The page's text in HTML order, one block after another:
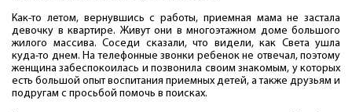
Как-то летом, вернувшись с работы, приемная мама не застала
девочку в квартире. Живут они в многоэтажном доме большого
жилого массива. Соседи сказали, что видели, как Света ушла
куда-то днем. На телефонные звонки ребенок не отвечал, поэтому
женщина забеспокоилась и позвонила своим знакомым, у которых
есть большой опыт воспитания приемных детей, а также друзьям и
подругам с просьбой помочь в поисках.